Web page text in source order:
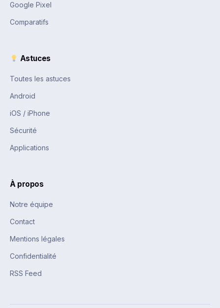
Google Pixel
Comparatifs
Astuces
Toutes les astuces
Android
iOS / iPhone
Sécurité
Applications
À propos
Notre équipe
Contact
Mentions légales
Confidentialité
RSS Feed